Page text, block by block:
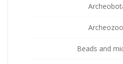
Beads and